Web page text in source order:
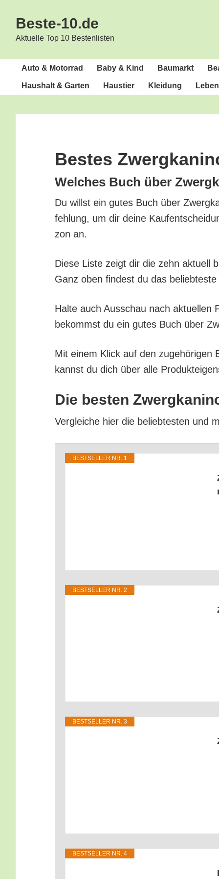
Hauptnavigation
springen
Inhalt
springen
Beste-10.de
Aktuelle Top 10 Bestenlisten
Auto & Motorrad Baby & Kind Bau­markt
Haus­halt & Garten Haus­tier Klei­dung
Bes­tes
Wel­ches Buch über
Du willst ein gutes Buch über
feh­lung, um dir dei­ne
zon an.
Die­se Lis­te zeigt dir die zehn aktu­ell
Ganz oben fin­dest du das
Hal­te auch Aus­schau nach aktu­el­len
bekommst du ein gutes Buch über
Mit einem Klick auf den zuge­hö­ri­gen
kannst du dich über alle
Die bes­ten
Ver­glei­che hier die belieb­tes­ten und
BEST­SEL­LER NR. 1
BEST­SEL­LER NR. 2
BEST­SEL­LER NR. 3
BEST­SEL­LER NR. 4